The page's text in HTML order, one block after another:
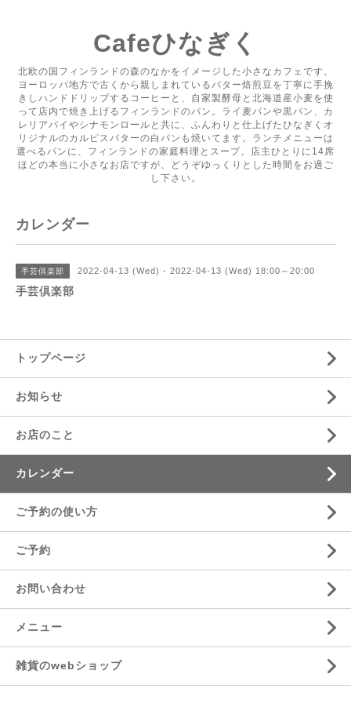
Cafeひなぎく
北欧の国フィンランドの森のなかをイメージした小さなカフェです。
ヨーロッパ地方で古くから親しまれているバター焙煎豆を丁寧に手挽
きしハンドドリップするコーヒーと、自家製酵母と北海道産小麦を使
って店内で焼き上げるフィンランドのパン。ライ麦パンや黒パン、カ
レリアパイやシナモンロールと共に、ふんわりと仕上げたひなぎくオ
リジナルのカルピスバターの白パンも焼いてます。ランチメニューは
選べるパンに、フィンランドの家庭料理とスープ。店主ひとりに14席
ほどの本当に小さなお店ですが、どうぞゆっくりとした時間をお過ご
し下さい。
カレンダー
手芸倶楽部 2022-04-13 (Wed) - 2022-04-13 (Wed) 18:00～20:00
手芸倶楽部
トップページ
お知らせ
お店のこと
カレンダー
ご予約の使い方
ご予約
お問い合わせ
メニュー
雑貨のwebショップ